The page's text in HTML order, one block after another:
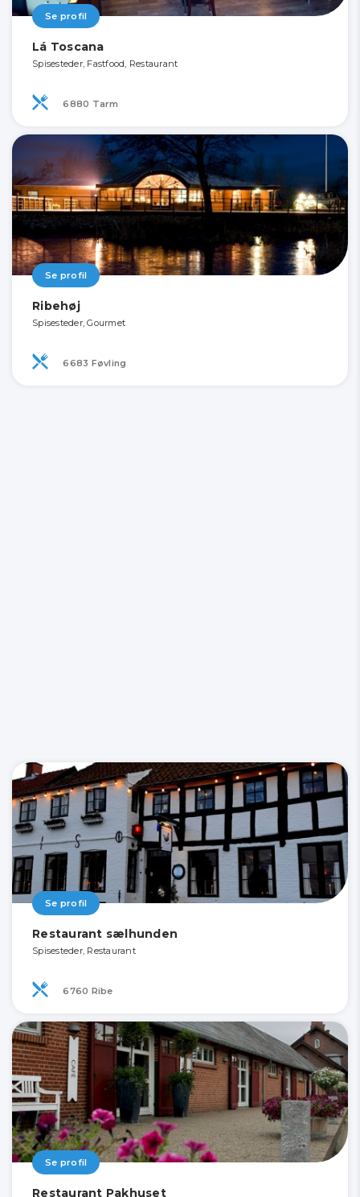
Se profil
Lá Toscana
Spisesteder, Fastfood, Restaurant
6880 Tarm
Se profil
Ribehøj
Spisesteder, Gourmet
6683 Føvling
Se profil
Restaurant sælhunden
Spisesteder, Restaurant
6760 Ribe
Se profil
Restaurant Pakhuset